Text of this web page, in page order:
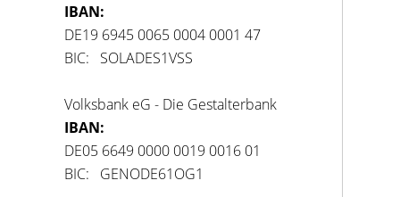
IBAN:
DE19 6945 0065 0004 0001 47
BIC: SOLADES1VSS
Volksbank eG - Die Gestalterbank
IBAN:
DE05 6649 0000 0019 0016 01
BIC: GENODE61OG1